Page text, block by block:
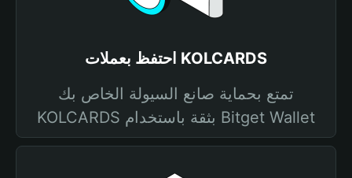
احتفظ بعملات KOLCARDS
تمتع بحماية صانع السيولة الخاص بك
KOLCARDS بثقة باستخدام Bitget Wallet